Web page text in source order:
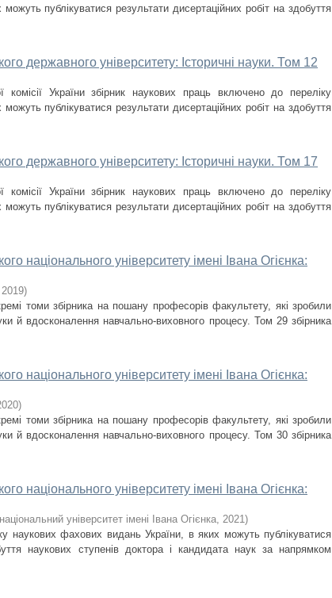
публікуватися результати дисертаційних робіт на здобуття
державного університету: Історичні науки. Том 12
комісії України збірник наукових праць включено до переліку
публікуватися результати дисертаційних робіт на здобуття
державного університету: Історичні науки. Том 17
комісії України збірник наукових праць включено до переліку
публікуватися результати дисертаційних робіт на здобуття
національного університету імені Івана Огієнка:
2019)
томи збірника на пошану професорів факультету, які зробили
й вдосконалення навчально-виховного процесу. Том 29 збірника
національного університету імені Івана Огієнка:
)
томи збірника на пошану професорів факультету, які зробили
й вдосконалення навчально-виховного процесу. Том 30 збірника
національного університету імені Івана Огієнка:
університет імені Івана Огієнка, 2021)
наукових фахових видань України, в яких можуть публікуватися
наукових ступенів доктора і кандидата наук за напрямком